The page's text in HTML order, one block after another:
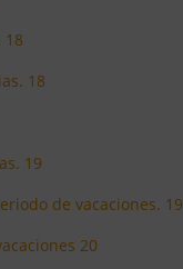
18
18
19
de vacaciones. 19
20